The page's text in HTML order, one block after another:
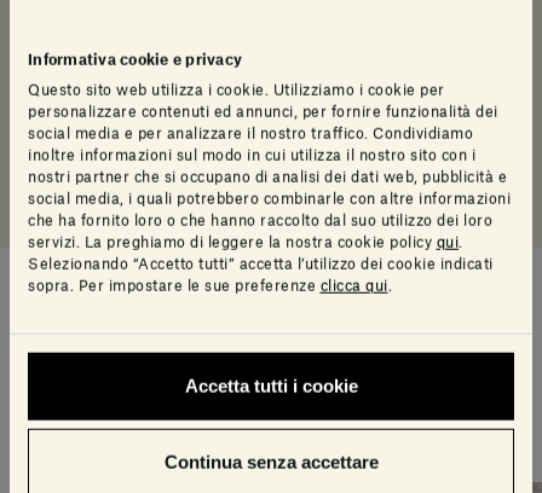
Informativa cookie e privacy
Questo sito web utilizza i cookie. Utilizziamo i cookie per
personalizzare contenuti ed annunci, per fornire funzionalità dei
social media e per analizzare il nostro traffico. Condividiamo
inoltre informazioni sul modo in cui utilizza il nostro sito con i
nostri partner che si occupano di analisi dei dati web, pubblicità e
social media, i quali potrebbero combinarle con altre informazioni
che ha fornito loro o che hanno raccolto dal suo utilizzo dei loro
servizi. La preghiamo di leggere la nostra cookie policy qui
Selezionando “Accetto tutti” accetta l’utilizzo dei cookie indicati
sopra. Per impostare le sue preferenze clicca qui
Accetta tutti i cookie
Continua senza accettare
Suggerimenti di stile
team di design